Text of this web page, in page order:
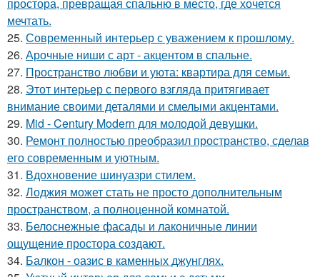
мечтать.
25. Современный интерьер с уважением к прошлому.
26. Арочные ниши с арт - акцентом в спальне.
27. Пространство любви и уюта: квартира для семьи.
28. Этот интерьер с первого взгляда притягивает
внимание своими деталями и смелыми акцентами.
29. Mid - Century Modern для молодой девушки.
30. Ремонт полностью преобразил пространство, сделав
его современным и уютным.
31. Вдохновение шинуазри стилем.
32. Лоджия может стать не просто дополнительным
пространством, а полноценной комнатой.
33. Белоснежные фасады и лаконичные линии
ощущение простора создают.
34. Балкон - оазис в каменных джунглях.